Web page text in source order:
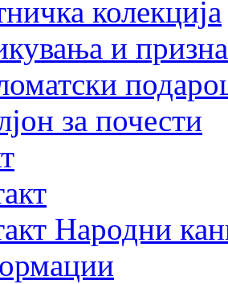
колекција
и
за почести
Народни